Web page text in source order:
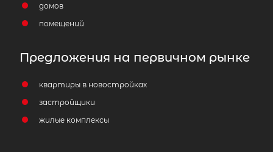
домов
помещений
Предложения на первичном рынке
квартиры в новостройках
застройщики
жилые комплексы